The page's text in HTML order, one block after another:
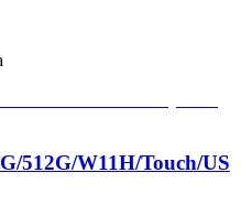
512G/W11H/Touch/US